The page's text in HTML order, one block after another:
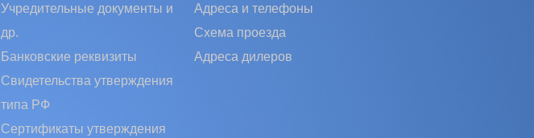
Учредительные документы и
др.
Банковские реквизиты
Свидетельства утверждения
типа РФ
Сертификаты утверждения
Адреса и телефоны
Схема проезда
Адреса дилеров